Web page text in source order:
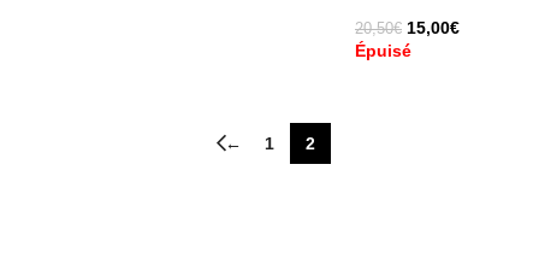
20,50€ 15,00€
Épuisé
← 1 2